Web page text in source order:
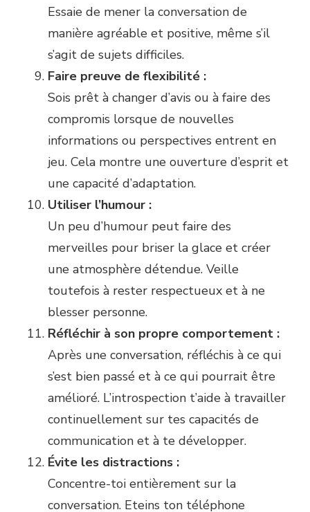
Essaie de mener la conversation de
manière agréable et positive, même s’il
s’agit de sujets difficiles.
Faire preuve de flexibilité :
Sois prêt à changer d’avis ou à faire des
compromis lorsque de nouvelles
informations ou perspectives entrent en
jeu. Cela montre une ouverture d’esprit et
une capacité d’adaptation.
Utiliser l’humour :
Un peu d’humour peut faire des
merveilles pour briser la glace et créer
une atmosphère détendue. Veille
toutefois à rester respectueux et à ne
blesser personne.
Réfléchir à son propre comportement :
Après une conversation, réfléchis à ce qui
s’est bien passé et à ce qui pourrait être
amélioré. L’introspection t’aide à travailler
continuellement sur tes capacités de
communication et à te développer.
Évite les distractions :
Concentre-toi entièrement sur la
conversation. Eteins ton téléphone